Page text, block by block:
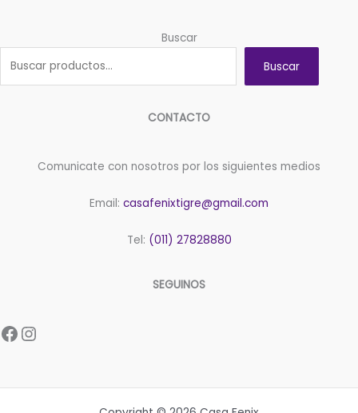
Buscar
Buscar
CONTACTO
Comunicate con nosotros por los siguientes medios
Email: casafenixtigre@gmail.com
Tel: (011) 27828880
SEGUINOS
Facebook
Instagram